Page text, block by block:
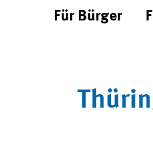
Für Bürger